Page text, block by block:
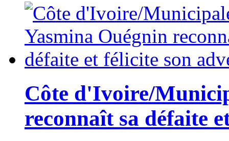
Côte d'Ivoire/
reconnaît sa défaite